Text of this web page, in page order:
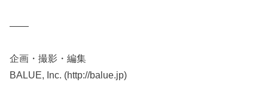
——
企画・撮影・編集
BALUE, Inc. (http://balue.jp)